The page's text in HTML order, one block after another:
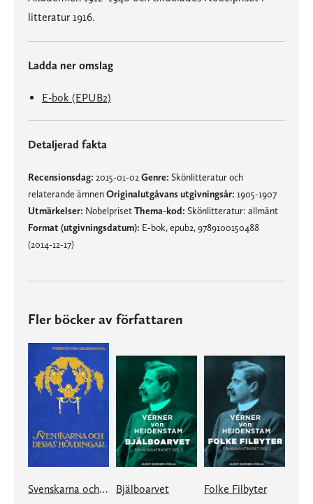
litteratur 1916.
Ladda ner omslag
E-bok (EPUB2)
Detaljerad fakta
Recensionsdag: 2015-01-02 Genre: Skönlitteratur och
relaterande ämnenOriginalutgåvans utgivningsår: 1905-1907
Utmärkelser: NobelprisetThema-kod: Skönlitteratur: allmänt
Format (utgivningsdatum): E-bok, epub2, 9789100150488
(2014-12-17)
Fler böcker av författaren
Svenskarna och deras hövdingar Bjälboarvet Folke Filbyter